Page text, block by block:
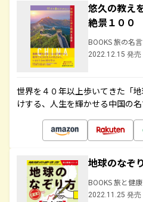
悠久の教え
絶景１００
BOOKS 旅の名
2022.12.15 発売
世界を４０年以上歩いてきた「
けする、人生を輝かせる中国の
地球のな
BOOKS 旅と健康
2022.11.25 発売